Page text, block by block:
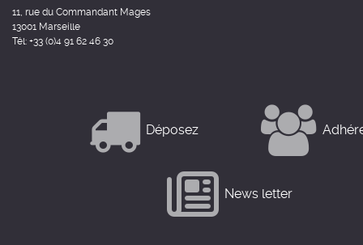
11, rue du Commandant Mages
13001 Marseille
Tél: +33 (0)4 91 62 46 30
Déposez
News letter